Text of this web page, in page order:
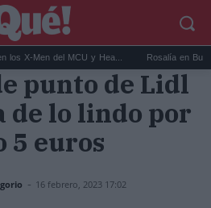
Men del MCU y Hea... Rosalía en Buenos
punto de Lidl
de lo lindo por
5 euros
- 16 febrero, 2023 17:02